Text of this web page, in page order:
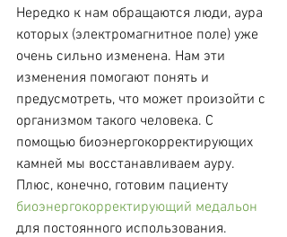
Нередко к нам обращаются люди, аура
которых (электромагнитное поле) уже
очень сильно изменена. Нам эти
изменения помогают понять и
предусмотреть, что может произойти с
организмом такого человека. С
помощью биоэнергокорректирующих
камней мы восстанавливаем ауру.
Плюс, конечно, готовим пациенту
биоэнергокорректирующий медальон
для постоянного использования.